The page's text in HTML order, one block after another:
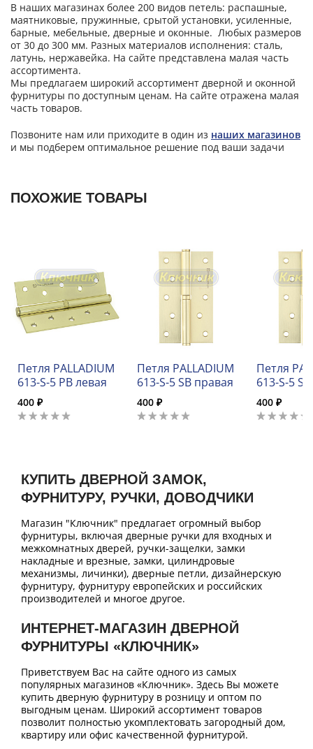
В наших магазинах более 200 видов петель: распашные,
маятниковые, пружинные, срытой установки, усиленные,
барные, мебельные, дверные и оконные. Любых размеров
от 30 до 300 мм. Разных материалов исполнения: сталь,
латунь, нержавейка. На сайте представлена малая часть
ассортимента.
Мы предлагаем широкий ассортимент дверной и оконной
фурнитуры по доступным ценам. На сайте отражена малая
часть товаров.
Позвоните нам или приходите в один из наших магазинов
и мы подберем оптимальное решение под ваши задачи
ПОХОЖИЕ ТОВАРЫ
Петля PALLADIUM
613-S-5 PB левая
400 ₽
Петля PALLADIUM
613-S-5 SB правая
400 ₽
Петля
613-S-5
400 ₽
КУПИТЬ ДВЕРНОЙ ЗАМОК,
ФУРНИТУРУ, РУЧКИ, ДОВОДЧИКИ
Магазин "Ключник" предлагает огромный выбор
фурнитуры, включая дверные ручки для входных и
межкомнатных дверей, ручки-защелки, замки
накладные и врезные, замки, цилиндровые
механизмы, личинки), дверные петли, дизайнерскую
фурнитуру, фурнитуру европейских и российских
производителей и многое другое.
ИНТЕРНЕТ-МАГАЗИН ДВЕРНОЙ
ФУРНИТУРЫ «КЛЮЧНИК»
Приветствуем Вас на сайте одного из самых
популярных магазинов «Ключник». Здесь Вы можете
купить дверную фурнитуру в розницу и оптом по
выгодным ценам. Широкий ассортимент товаров
позволит полностью укомплектовать загородный дом,
квартиру или офис качественной фурнитурой.